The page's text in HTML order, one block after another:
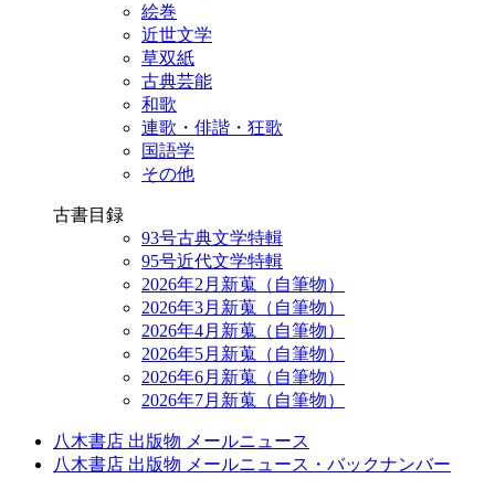
絵巻
近世文学
草双紙
古典芸能
和歌
連歌・俳諧・狂歌
国語学
その他
古書目録
93号古典文学特輯
95号近代文学特輯
2026年2月新蒐（自筆物）
2026年3月新蒐（自筆物）
2026年4月新蒐（自筆物）
2026年5月新蒐（自筆物）
2026年6月新蒐（自筆物）
2026年7月新蒐（自筆物）
八木書店 出版物 メールニュース
八木書店 出版物 メールニュース・バックナンバー